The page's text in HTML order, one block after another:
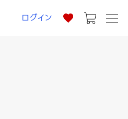
ログイン